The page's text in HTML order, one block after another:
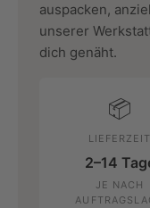
auspacken,
unserer
dich genäht.
📦
LIEFERZEIT
2–14
JE NACH